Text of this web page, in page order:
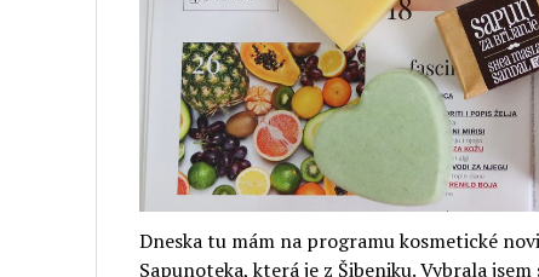
Dneska tu mám na programu kosmetické
Sapunoteka, která je z Šibeniku. Vybrala